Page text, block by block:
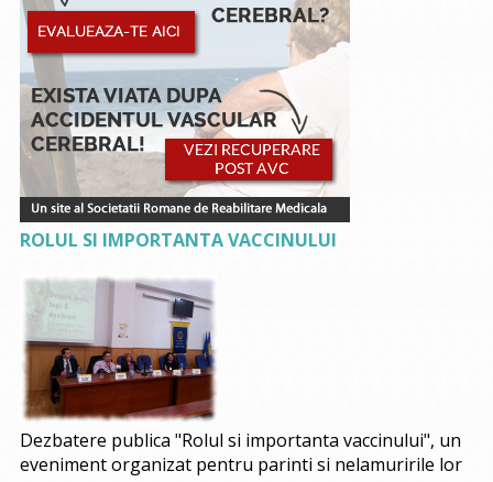
ROLUL SI IMPORTANTA VACCINULUI
Dezbatere publica "Rolul si importanta vaccinului", un
eveniment organizat pentru parinti si nelamuririle lor